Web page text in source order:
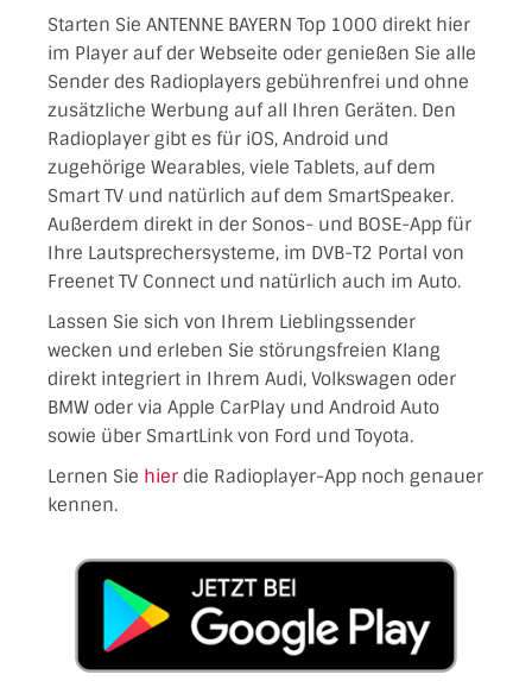
Starten Sie ANTENNE BAYERN Top 1000 direkt hier
im Player auf der Webseite oder genießen Sie alle
Sender des Radioplayers gebührenfrei und ohne
zusätzliche Werbung auf all Ihren Geräten. Den
Radioplayer gibt es für iOS, Android und
zugehörige Wearables, viele Tablets, auf dem
Smart TV und natürlich auf dem SmartSpeaker.
Außerdem direkt in der Sonos- und BOSE-App für
Ihre Lautsprechersysteme, im DVB-T2 Portal von
Freenet TV Connect und natürlich auch im Auto.
Lassen Sie sich von Ihrem Lieblingssender
wecken und erleben Sie störungsfreien Klang
direkt integriert in Ihrem Audi, Volkswagen oder
BMW oder via Apple CarPlay und Android Auto
sowie über SmartLink von Ford und Toyota.
Lernen Sie hier die Radioplayer-App noch genauer
kennen.